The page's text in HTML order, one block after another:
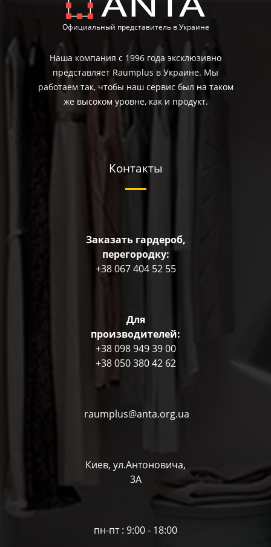
Официальный представитель в Украине
Наша компания с 1996 года эксклюзивно
представляет Raumplus в Украине. Мы
работаем так, чтобы наш сервис был на таком
же высоком уровне, как и продукт.
Контакты
Заказать гардероб,
перегородку:
+38 067 404 52 55
Для
производителей:
+38 098 949 39 00
+38 050 380 42 62
raumplus@anta.org.ua
Киев, ул.Антоновича,
3А
пн-пт : 9:00 - 18:00